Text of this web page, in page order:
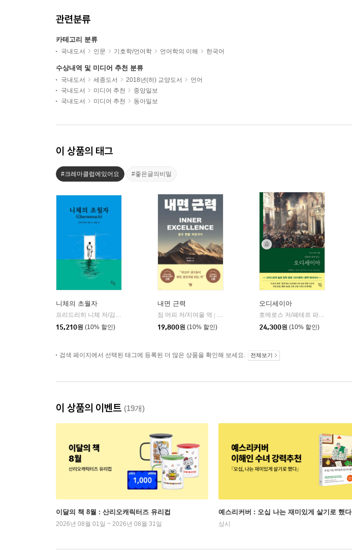
관련분류
카테고리 분류
국내도서 인문 기호학/언어학 언어학의 이해 한국어
수상내역 및 미디어 추천 분류
국내도서 세종도서 2018년(하) 교양도서
언어
국내도서
미디어 추천
중앙일보
국내도서
미디어 추천 동아일보
이 상품의 태그
#크레마클럽에있어요 #좋은글의비밀
니체의 초월자
프리드리히 니체 저/김철 편역
15,210원 (10% 할인)
내면 근력
짐 머피 저/지여울 역
윌북(willbook)
19,800원 (10% 할인)
오디세이아
호메로스 저/페테르 파울 루벤스 그림/박문재 역
24,300원 (10% 할인)
검색 페이지에서 선택된 태그에 등록된 더 많은 상품을 확인해 보세요. 전체보기
이 상품의 이벤트 (19개)
이달의 책 8월 : 산리오캐릭터즈 유리컵
2026년 08월 01일 ~ 2026년 08월 31일
예스리커버 : 오십 나는 재미있게 살기로 했다
상시